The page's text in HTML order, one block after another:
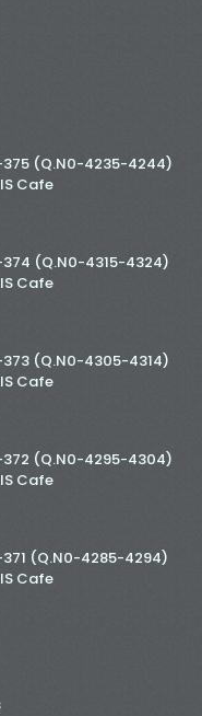
375 (Q.N0-4235-4244)
Cafe
374 (Q.N0-4315-4324)
Cafe
373 (Q.N0-4305-4314)
Cafe
372 (Q.N0-4295-4304)
Cafe
371 (Q.N0-4285-4294)
Cafe